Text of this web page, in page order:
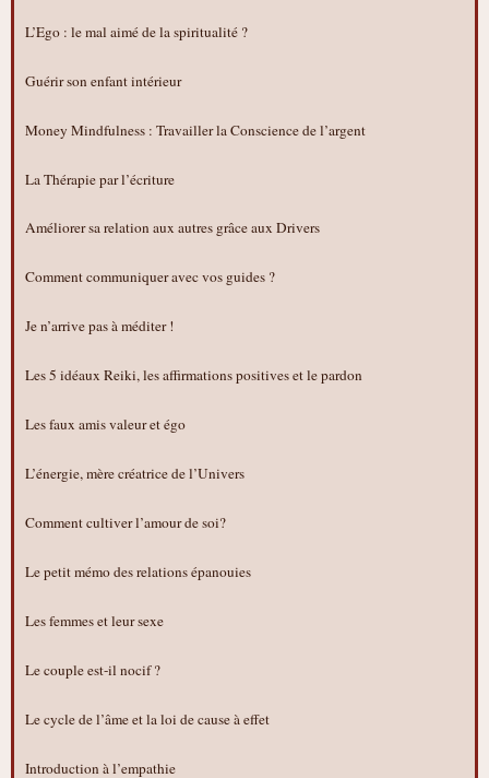
L’Ego : le mal aimé de la spiritualité ?
Guérir son enfant intérieur
Money Mindfulness : Travailler la Conscience de l’argent
La Thérapie par l’écriture
Améliorer sa relation aux autres grâce aux Drivers
Comment communiquer avec vos guides ?
Je n’arrive pas à méditer !
Les 5 idéaux Reiki, les affirmations positives et le pardon
Les faux amis valeur et égo
L’énergie, mère créatrice de l’Univers
Comment cultiver l’amour de soi?
Le petit mémo des relations épanouies
Les femmes et leur sexe
Le couple est-il nocif ?
Le cycle de l’âme et la loi de cause à effet
Introduction à l’empathie